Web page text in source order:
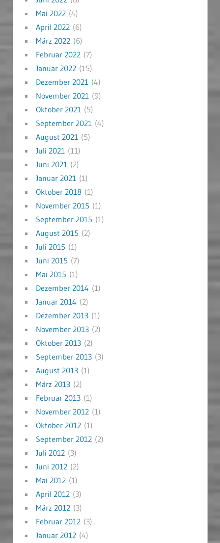
Mai 2022(4)
April 2022(6)
März 2022(6)
Februar 2022(7)
Januar 2022(15)
Dezember 2021 (4)
November 2021 (9)
Oktober 2021 (5)
September 2021 (4)
August 2021 (5)
Juli 2021 (11)
Juni 2021 (2)
Januar 2021 (1)
Oktober 2018(1)
November 2015 (1)
September 2015 (1)
August 2015 (2)
Juli 2015 (1)
Juni 2015 (7)
Mai 2015 (1)
Dezember 2014 (1)
Januar 2014 (2)
Dezember 2013(1)
November 2013(2)
Oktober 2013(2)
September 2013(3)
August 2013(1)
März 2013(2)
Februar 2013(1)
November 2012(1)
Oktober 2012(1)
September 2012(2)
Juli 2012(3)
Juni 2012(2)
Mai 2012(1)
April 2012(3)
März 2012(3)
Februar 2012(3)
Januar 2012(4)